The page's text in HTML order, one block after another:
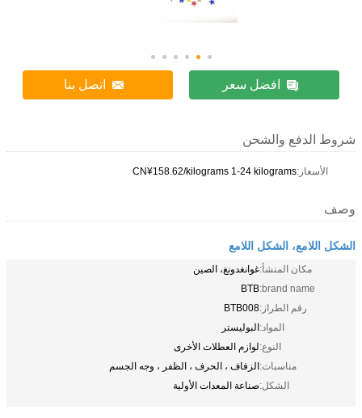
افضل سعر اتصل بنا
شروط الدفع والشحن
الأسعار:CN¥158.62/kilograms 1-24 kilograms
وصف
الشكل اللامع، الشكل اللامع
مكان المنشأ:غوانغدونغ، الصين
brand name:
BTB
رقم الطراز:BTB008
المواد:البوليستر
النوع:لوازم العطلات الأخرى
مناسبات:الزفاف ، الحرف ، الظفر ، وجه الجسم
الشكل:صناعة المعدات الأولية